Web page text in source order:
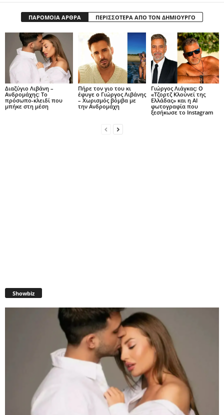
ΠΑΡΟΜΟΙΑ ΑΡΘΡΑ ΠΕΡΙΣΣΟΤΕΡΑ ΑΠΟ ΤΟΝ ΔΗΜΙΟΥΡΓΟ
Διαζύγιο Λιβάνη –
Ανδρομάχης: Το
πρόσωπο-κλειδί που
μπήκε στη μέση
Πήρε τον γιο του κι
έφυγε ο Γιώργος Λιβάνης
– Χωρισμός βόμβα με
την Ανδρομάχη
Γιώργος Λιάγκας: Ο
«Τζορτζ Κλούνεϊ της
Ελλάδας» και η AI
φωτογραφία που
ξεσήκωσε το Instagram
Showbiz